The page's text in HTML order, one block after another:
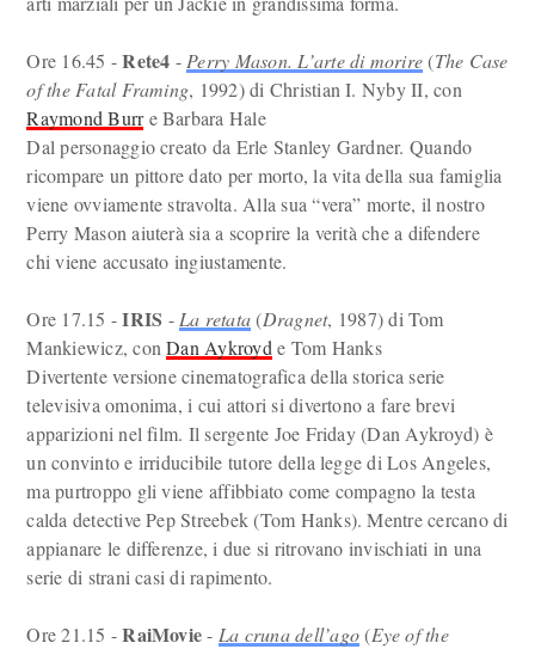
Ore 16.45 -Rete4 - Perry Mason. L’arte di morire(The Case
of the Fatal Framing, 1992) di Christian I. Nyby II, con
Raymond Burre Barbara Hale
Dal personaggio creato da Erle Stanley Gardner. Quando
ricompare un pittore dato per morto, la vita della sua famiglia
viene ovviamente stravolta. Alla sua “vera” morte, il nostro
Perry Mason aiuterà sia a scoprire la verità che a difendere
chi viene accusato ingiustamente.
Ore 17.15 -IRIS - La retata(Dragnet, 1987) di Tom
Mankiewicz, conDan Aykroyd e Tom Hanks
Divertente versione cinematografica della storica serie
televisiva omonima, i cui attori si divertono a fare brevi
apparizioni nel film. Il sergente Joe Friday (Dan Aykroyd) è
un convinto e irriducibile tutore della legge di Los Angeles,
ma purtroppo gli viene affibbiato come compagno la testa
calda detective Pep Streebek (Tom Hanks). Mentre cercano di
appianare le differenze, i due si ritrovano invischiati in una
serie di strani casi di rapimento.
Ore 21.15 -RaiMovie- La cruna dell’ago(Eye of the